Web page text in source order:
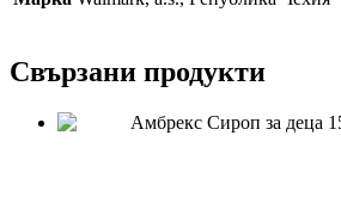
Свързани продукти